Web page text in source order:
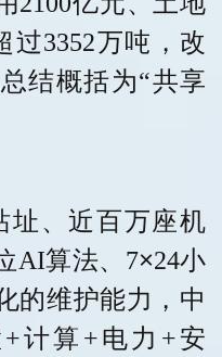
过3352万吨，改
结概括为“共享
址、近百万座机
AI算法、7×24小
的维护能力，中
计算+电力+安